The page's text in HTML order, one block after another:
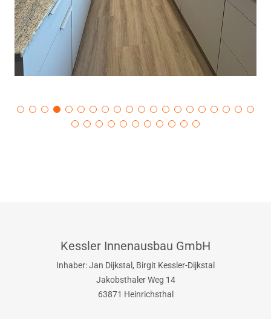
Kessler Innenausbau GmbH
Inhaber: Jan Dijkstal, Birgit Kessler-Dijkstal
Jakobsthaler Weg 14
63871 Heinrichsthal